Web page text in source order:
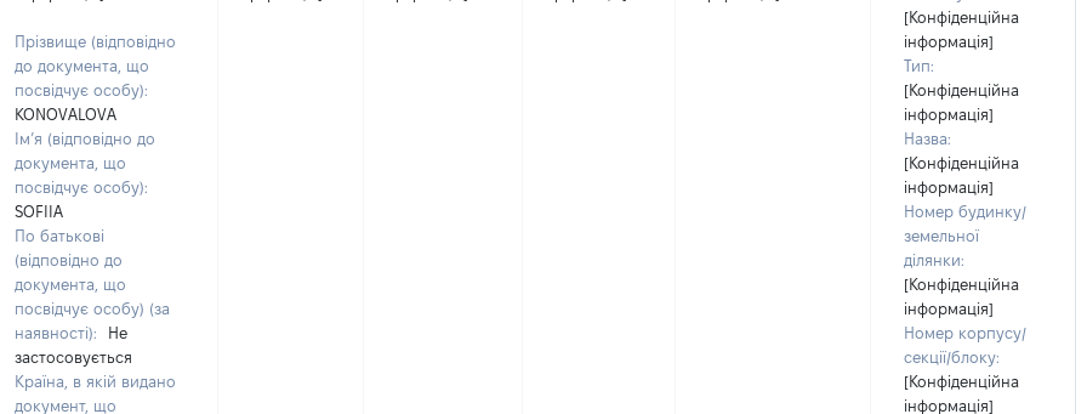
Прізвище (відповідно
до документа, що
посвідчує особу):
KONOVALOVA
Ім’я (відповідно до
документа, що
посвідчує особу):
SOFIIA
По батькові
(відповідно до
документа, що
посвідчує особу) (за
наявності):
Не
застосовується
Країна, в якій видано
документ, що
[Конфіденційна
інформація]
Тип:
[Конфіденційна
інформація]
Назва:
[Конфіденційна
інформація]
Номер будинку/
земельної
ділянки:
[Конфіденційна
інформація]
Номер корпусу/
секції/блоку:
[Конфіденційна
інформація]